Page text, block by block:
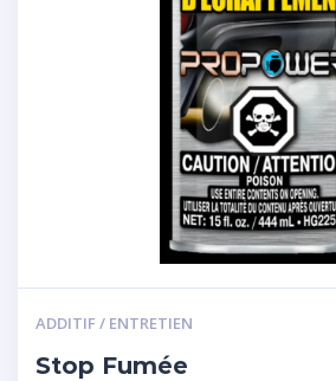
ADDITIF / ENTRETIEN
Stop Fumée